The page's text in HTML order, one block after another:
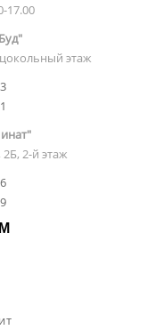
17.00
этаж
2-й этаж